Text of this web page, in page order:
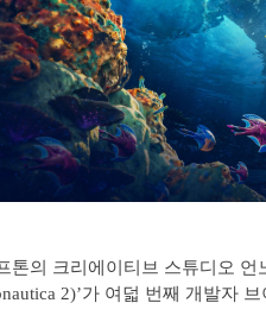
톤의 크리에이티브 스튜디오 언
2)’가 여덟 번째 개발자